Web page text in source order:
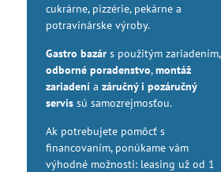
cukrárne, pizzérie, pekárne a
potravinárske výroby.
Gastro bazárs použitým zariadením,
odborné poradenstvo,montáž
zariadenía záručný i pozáručný
servissú samozrejmosťou.
Ak potrebujete pomôcť s
financovaním, ponúkame vám
výhodné možnosti: leasing už od 1